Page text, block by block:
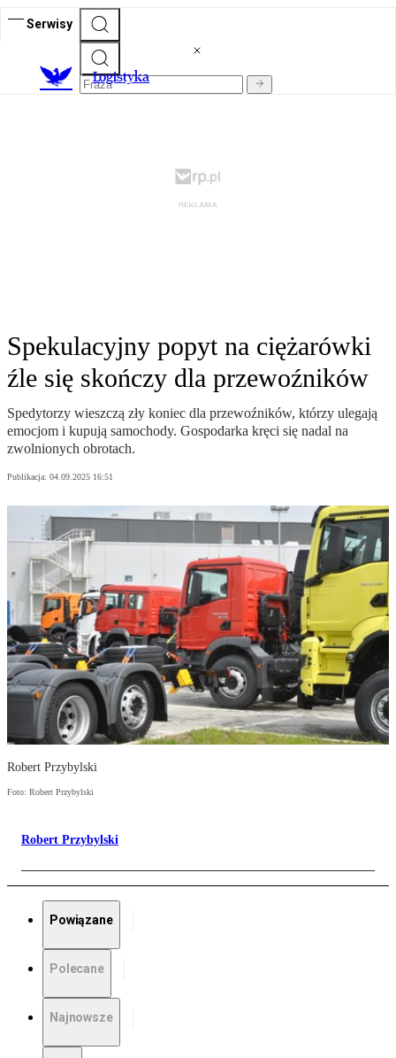
Serwisy
Logistyka
Spekulacyjny popyt na ciężarówki
źle się skończy dla przewoźników
Spedytorzy wieszczą zły koniec dla przewoźników, którzy ulegają
emocjom i kupują samochody. Gospodarka kręci się nadal na
zwolnionych obrotach.
Publikacja: 04.09.2025 16:51
Robert Przybylski
Foto: Robert Przybylski
Robert Przybylski
Powiązane
Polecane
Najnowsze